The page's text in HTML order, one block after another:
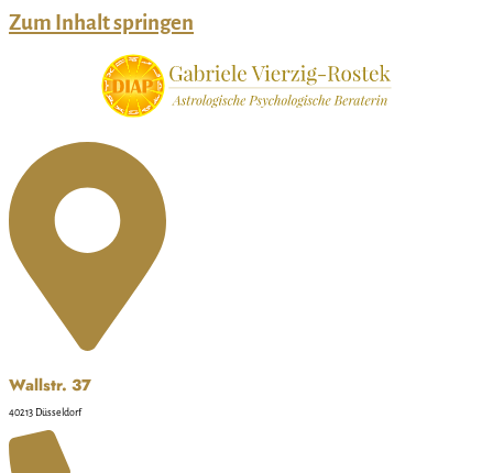
Zum Inhalt springen
Wallstr. 37
40213 Düsseldorf